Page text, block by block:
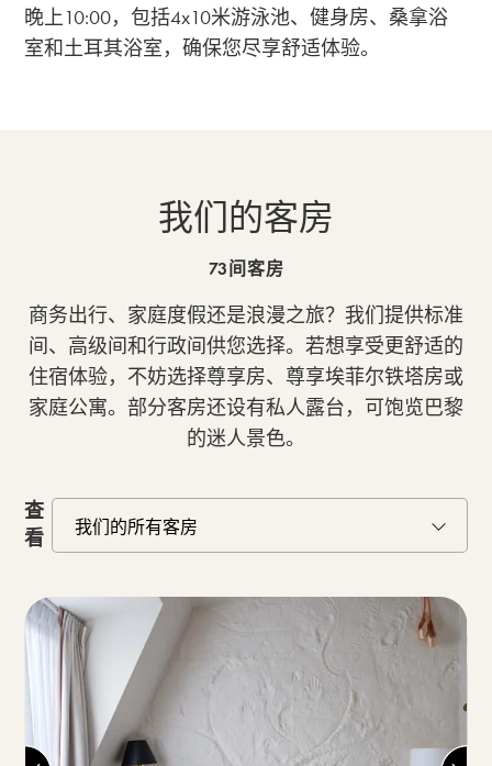
晚上10:00，包括4x10米游泳池、健身房、桑拿浴
室和土耳其浴室，确保您尽享舒适体验。
我们的客房
73间客房
商务出行、家庭度假还是浪漫之旅？我们提供标准
间、高级间和行政间供您选择。若想享受更舒适的
住宿体验，不妨选择尊享房、尊享埃菲尔铁塔房或
家庭公寓。部分客房还设有私人露台，可饱览巴黎
的迷人景色。
查
看